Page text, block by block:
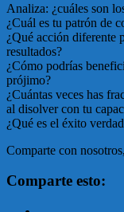
Analiza: ¿cuáles son
¿Cuál es tu patrón de
¿Qué acción diferente
resultados?
¿Cómo podrías
prójimo?
¿Cuántas veces has
al disolver con tu
¿Qué es el éxito
Comparte con
Comparte esto: